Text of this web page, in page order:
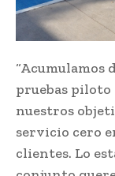
“Acumulamos
pruebas piloto
nuestros
servicio cero
clientes. Lo